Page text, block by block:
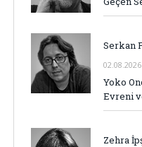
Serkan
02.08.2026
Yoko
Evreni
Zehra